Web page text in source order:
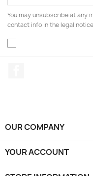
You may unsubscribe at any
contact info in the legal
OUR COMPANY
YOUR ACCOUNT